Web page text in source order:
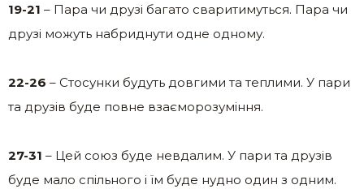
19-21 – Пара чи друзі багато сваритимуться. Пара чи
друзі можуть набриднути одне одному.
22-26 – Стосунки будуть довгими та теплими. У пари
та друзів буде повне взаєморозуміння.
27-31 – Цей союз буде невдалим. У пари та друзів
буде мало спільного і їм буде нудно один з одним.